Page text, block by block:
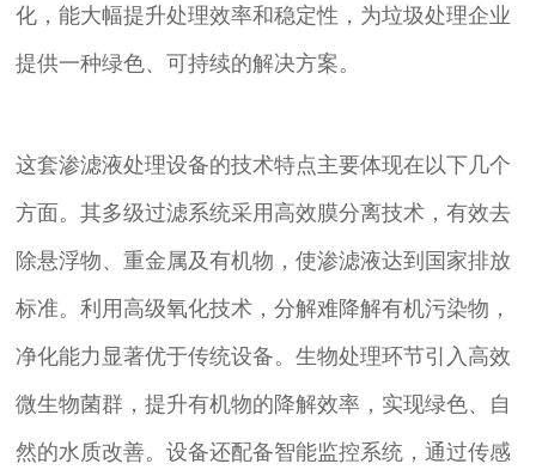
化，能大幅提升处理效率和稳定性，为垃圾处理企业
提供一种绿色、可持续的解决方案。
这套渗滤液处理设备的技术特点主要体现在以下几个
方面。其多级过滤系统采用高效膜分离技术，有效去
除悬浮物、重金属及有机物，使渗滤液达到国家排放
标准。利用高级氧化技术，分解难降解有机污染物，
净化能力显著优于传统设备。生物处理环节引入高效
微生物菌群，提升有机物的降解效率，实现绿色、自
然的水质改善。设备还配备智能监控系统，通过传感